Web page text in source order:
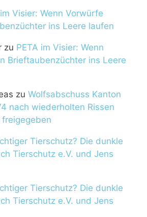
Visier: Wenn Vorwürfe
ins Leere laufen
zu PETA im Visier: Wenn
Brieftaubenzüchter ins Leere
zu Wolfsabschuss Kanton
nach wiederholten Rissen
Tierschutz? Die dunkle
Tierschutz e.V. und Jens
Tierschutz? Die dunkle
Tierschutz e.V. und Jens